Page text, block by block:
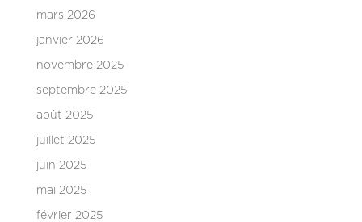
mars 2026
janvier 2026
novembre 2025
septembre 2025
août 2025
juillet 2025
juin 2025
mai 2025
février 2025